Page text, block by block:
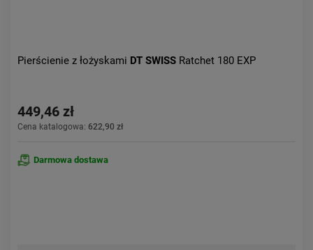
Pierścienie z łożyskami DT SWISS Ratchet 180 EXP
449,46 zł
Cena katalogowa: 622,90 zł
Darmowa dostawa